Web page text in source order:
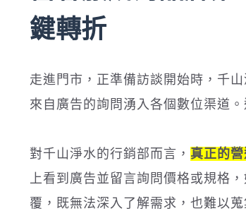
鍵轉折
走進門市，正準備訪談開始時，千
來自廣告的詢問湧入各個數位渠道
對千山淨水的行銷部而言， 真正的
上看到廣告並留言詢問價格或規格
覆，既無法深入了解需求，也難以